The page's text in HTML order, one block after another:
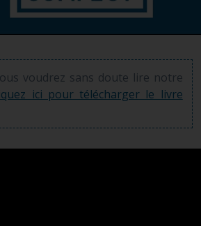
voudrez sans doute lire notre
ici pour télécharger le livre